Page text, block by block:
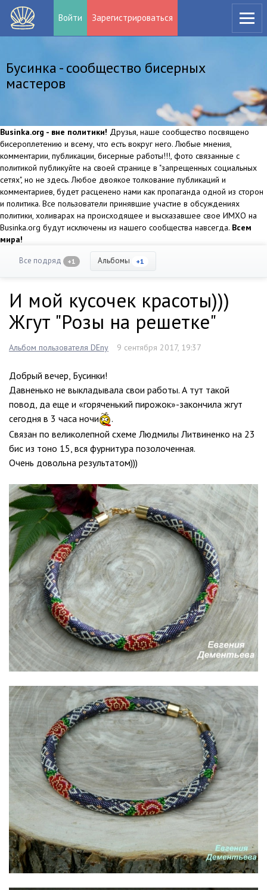
Войти Зарегистрироваться
Бусинка - сообщество бисерных
мастеров
Businka.org - вне политики! Друзья, наше сообщество посвящено
бисероплетению и всему, что есть вокруг него. Любые мнения,
комментарии, публикации, бисерные работы!!!, фото связанные с
политикой публикуйте на своей странице в "запрещенных социальных
сетях", но не здесь. Любое двоякое толкование публикаций и
комментариев, будет расценено нами как пропаганда одной из сторон
и политика. Все пользователи принявшие участие в обсуждениях
политики, холиварах на происходящее и высказавшее свое ИМХО на
Businka.org будут исключены из нашего сообщества навсегда. Всем
мира!
Все подряд +1 Альбомы +1
И мой кусочек красоты)))
Жгут "Розы на решетке"
Альбом пользователя DEny 9 сентября 2017, 19:37
Добрый вечер, Бусинки!
Давненько не выкладывала свои работы. А тут такой
повод, да еще и «горяченький пирожок»-закончила жгут
сегодня в 3 часа ночи
.
Связан по великолепной схеме Людмилы Литвиненко на 23
бис из тоно 15, вся фурнитура позолоченная.
Очень довольна результатом)))